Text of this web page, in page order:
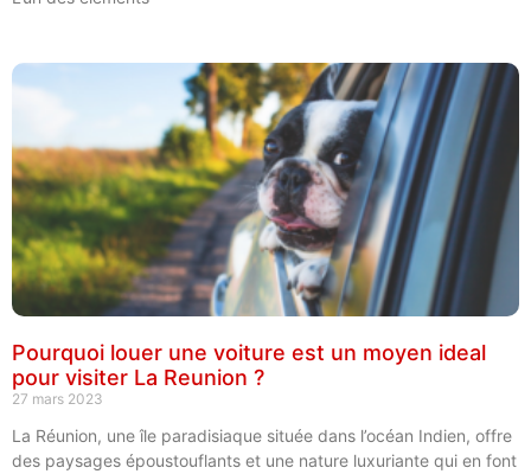
Pourquoi louer une voiture est un moyen ideal
pour visiter La Reunion ?
27 mars 2023
La Réunion, une île paradisiaque située dans l’océan Indien, offre
des paysages époustouflants et une nature luxuriante qui en font